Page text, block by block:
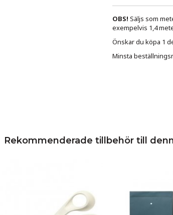
OBS! Säljs som
exempelvis 1,4
Önskar du köpa 1
Minsta
Rekommenderade tillbehör till